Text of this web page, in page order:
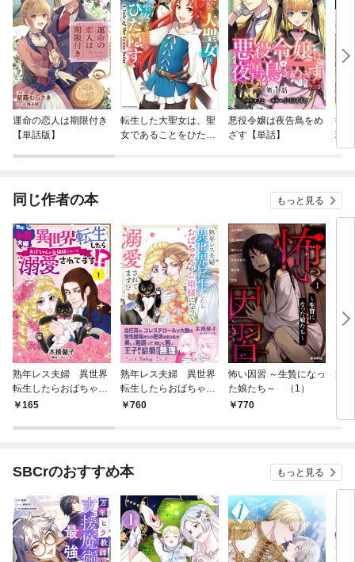
運命の恋人は期限付き
【単話版】
転生した大聖女は、聖
女であることをひた隠
悪役令嬢は夜告鳥をめ
ざす【単話】
彼
理由
同じ作者の本 もっと見る
熟年レス夫婦 異世界
転生したらおばちゃん
がお姫様になって溺愛
版】 1話
165
熟年レス夫婦 異世界
転生したらおばちゃん
がお姫様になって溺愛
760
怖い因習 ～生贄になっ
た娘たち～ （1）
770
第
SBCrのおすすめ本 もっと見る